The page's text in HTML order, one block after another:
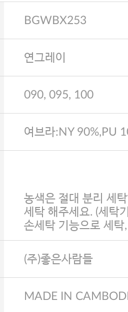
BGWBX253
연그레이
090, 095, 100
여브라:NY 90%,PU
농색은 절대 분리 세
세탁 해주세요. (세탁
손세탁 기능으로 세탁
(주)좋은사람들
MADE IN